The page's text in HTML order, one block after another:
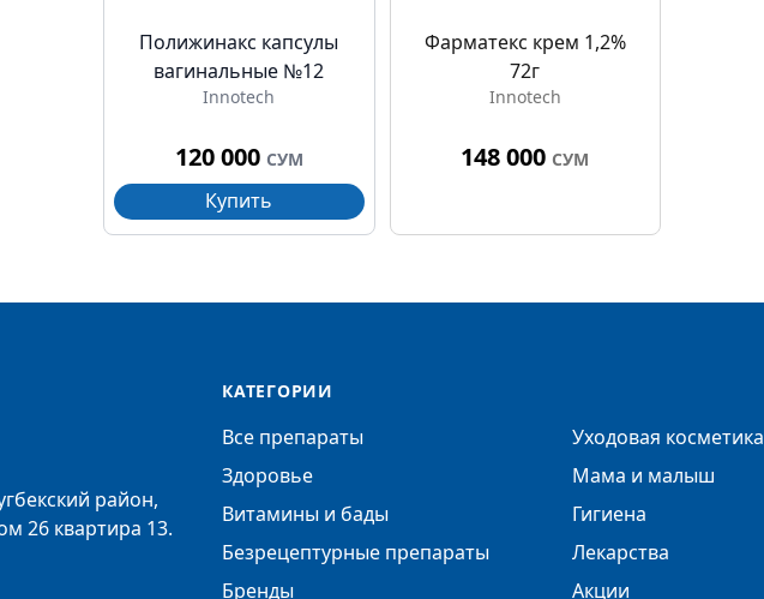
Полижинакс капсулы
вагинальные №12
Innotech
120 000 СУМ
Купить
Фарматекс крем 1,2%
72г
Innotech
148 000 СУМ
район,
26 квартира 13.
КАТЕГОРИИ
Все препараты
Здоровье
Витамины и бады
Безрецептурные препараты
Бренды
Уходовая косметика
Мама и малыш
Гигиена
Лекарства
Акции